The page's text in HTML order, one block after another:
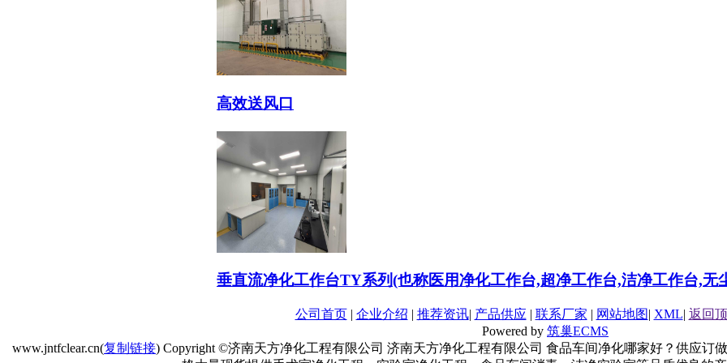
高效送风口
垂直流净化工作台TY系列(也称医用净化工作台,超净工作台,洁净工作台,无
公司首页 | 企业介绍 | 推荐资讯| 产品供应 | 联系厂家 | 网站地图| XML| 返回
Powered by 筑巢ECMS
www.jntfclear.cn(复制链接) Copyright ©济南天方净化工程有限公司 济南天方净化工程有限公司 食品车间净化哪家好？供应订